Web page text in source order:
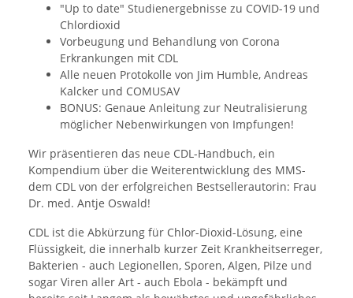
"Up to date" Studienergebnisse zu COVID-19 und
Chlordioxid
Vorbeugung und Behandlung von Corona
Erkrankungen mit CDL
Alle neuen Protokolle von Jim Humble, Andreas
Kalcker und COMUSAV
BONUS: Genaue Anleitung zur Neutralisierung
möglicher Nebenwirkungen von Impfungen!
Wir präsentieren das neue CDL-Handbuch, ein
Kompendium über die Weiterentwicklung des MMS-
dem CDL von der erfolgreichen Bestsellerautorin: Frau
Dr. med. Antje Oswald!
CDL ist die Abkürzung für Chlor-Dioxid-Lösung, eine
Flüssigkeit, die innerhalb kurzer Zeit Krankheitserreger,
Bakterien - auch Legionellen, Sporen, Algen, Pilze und
sogar Viren aller Art - auch Ebola - bekämpft und